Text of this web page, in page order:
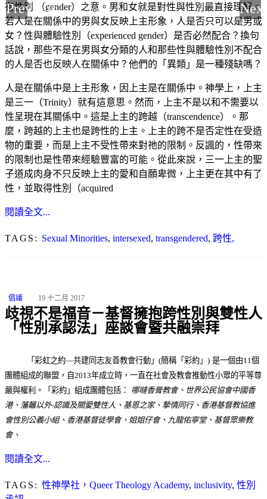
有性別 （gender）之意。男和女就是對性與性別最直接理解。
若人是在關係中的男與女反映上主形象，人是否只可以是男或
女？性與體驗性別（experienced gender）是否必然配合？換句
話說，那些不是在男與女分類的人和那些性與體驗性別不配合
的人是否也反映人在關係中？他們的「異類」是一種殘缺嗎？
人是在關係中是上主形象，因上主是在關係中。神學上，上主
是三一（Trinity）就有這意思。然而，上主不是以和不需要以
性呈現在其關係中。這是上主的跨越（transcendence）。那
麼，跨越的上主也是跨性的上主。上主的跨不是否定性在受造
物的重要，而是上主不受性帶來對祂的限制。反諷的，性帶來
的限制也是性帶來經驗豐富的可能。從此來說，三一上主的聖
子道成肉身不只反映上主的愛和自願卑微，上主更在其中有了
性，並取得性別（acquired
閱讀全文...
TAGS: Sexual Minorities, intersexed, transgendered, 跨性,
Previous Next
倡議 19 十二月 2017
歧視不是福音－基督擁抱跨性別與雙性人
「性別承認法」座談會暨共融崇拜
「彩虹之約—共建同志友善教會行動」 (簡稱「彩約」 ) 是一個由11個
團體組成的聯盟，自2013年成立時，一直在社會及教會推動性小眾的平等尊
嚴與權利。「彩約」組成團體包括：
哪噠香膏教會、世界公民協會中國香
港、藩籬以外-認識及關愛雙性人、基恩之家、 摯情同行、 香港基督教協進
會性別公義小組、 香港基督徒學會、 姐姐仔會、 九龍佑寧堂、 基督眾樂教
會、
閱讀全文...
TAGS: 性神學社，Queer Theology Academy, inclusivity, 性別